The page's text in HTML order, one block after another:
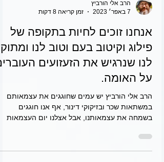
7 באפר׳ 2023
זמן קריאה 8 דקות
אנחנו זוכים לחיות בתקופה של
פילוג וקיטוב בעם וטוב לנו ומתוק
לנו שנרגיש את הזעזועים
על האומה.
הרב אלי הורביץ יש עמים שחוגגים את עצמאותם
בשמחה את עצמאותנו, אבל אצלנו יום העצמאות
מחובר עם יום...